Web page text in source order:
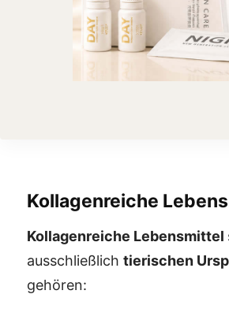
Kollagenreiche
Kollagenreiche Lebensmittel
ausschließlich tierischen
gehören: